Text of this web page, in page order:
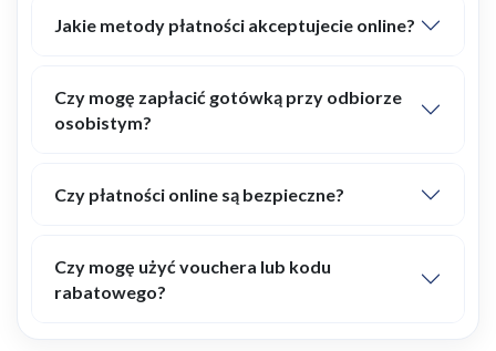
Jakie metody płatności akceptujecie online?
Czy mogę zapłacić gotówką przy odbiorze
osobistym?
Czy płatności online są bezpieczne?
Czy mogę użyć vouchera lub kodu
rabatowego?